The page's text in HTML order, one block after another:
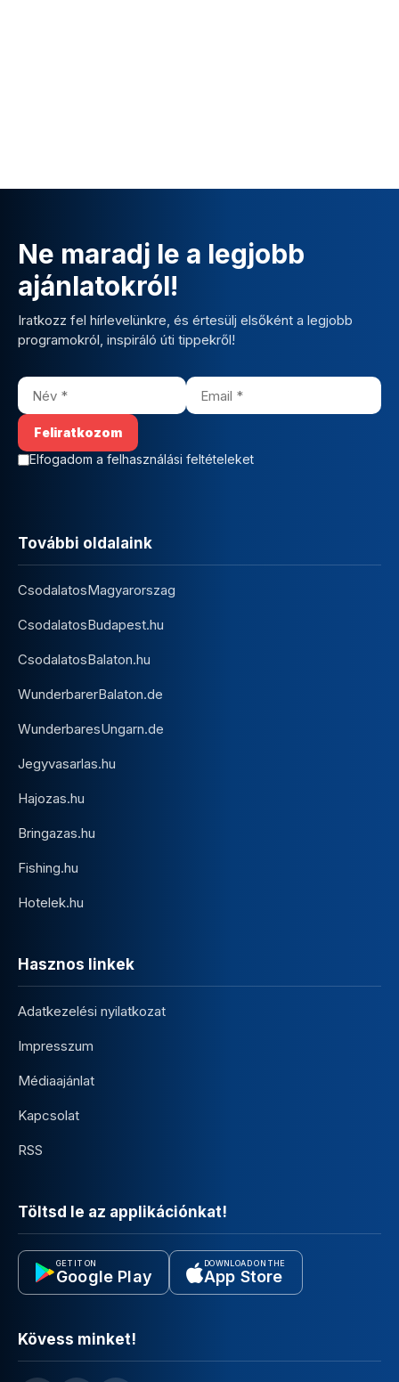
Ne maradj le a legjobb
ajánlatokról!
Iratkozz fel hírlevelünkre, és értesülj elsőként a legjobb
programokról, inspiráló úti tippekről!
Elfogadom a felhasználási feltételeket
További oldalaink
CsodalatosMagyarorszag
CsodalatosBudapest.hu
CsodalatosBalaton.hu
WunderbarerBalaton.de
WunderbaresUngarn.de
Jegyvasarlas.hu
Hajozas.hu
Bringazas.hu
Fishing.hu
Hotelek.hu
Hasznos linkek
Adatkezelési nyilatkozat
Impresszum
Médiaajánlat
Kapcsolat
RSS
Töltsd le az applikációnkat!
GET IT ON
Google Play
DOWNLOAD ON THE
App Store
Kövess minket!